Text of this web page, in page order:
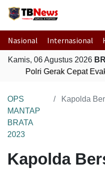
Nasional Internasional
Kamis, 06 Agustus 2026
Polri Gerak Cepat
OPS
MANTAP
BRATA
2023
Kapolda Bersama
Kapolda